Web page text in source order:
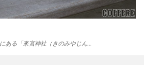
ある「來宮神社（きのみやじん…